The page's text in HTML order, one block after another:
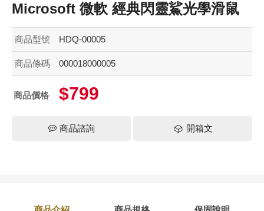
Microsoft 微軟 經典閃靈鯊光學滑鼠
商品型號 HDQ-00005
商品條碼 000018000005
商品價格 $799
商品諮詢 開箱文